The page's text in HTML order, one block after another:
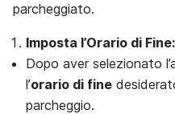
parcheggiato.
Imposta l’Orario di Fine:
Dopo aver selezionato
l’orario di fine
parcheggio.